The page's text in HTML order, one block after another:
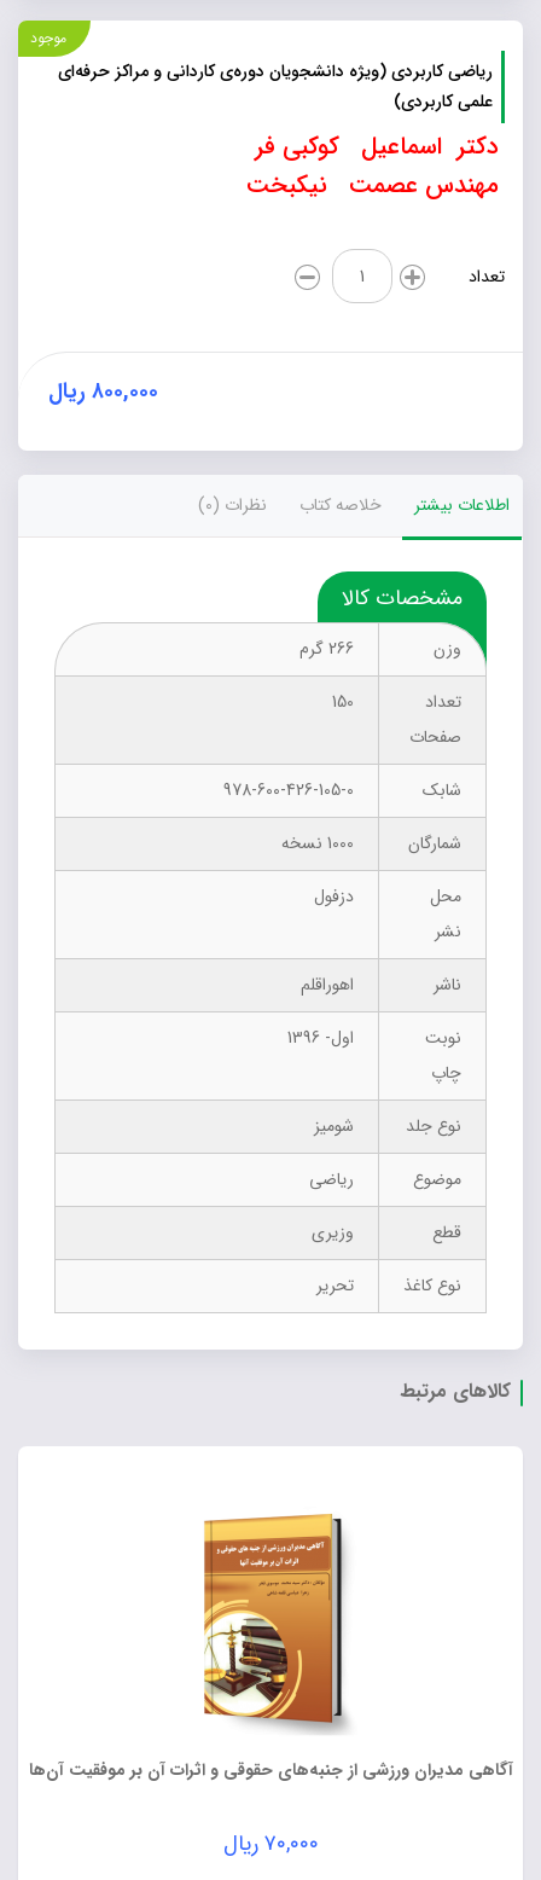
موجود
ریاضی کاربردی (ویژه دانشجویان دوره‌ی کاردانی و مراکز حرفه‌ای
علمی کاربردی)
دکتر اسماعیل کوکبی فر
مهندس عصمت نیکبخت
تعداد
ریاضی
کاربردی
(ویژه
دوره‌ی
کاربردی)
عدد
۸۰۰,۰۰۰ ریال
اطلاعات بیشتر خلاصه کتاب نظرات (0)
مشخصات کالا
وزن
266 گرم
تعداد
صفحات
150
شابک
978-600-426-105-0
شمارگان
1000 نسخه
محل
نشر
دزفول
ناشر
اهوراقلم
نوبت
چاپ
اول- 1396
نوع جلد
شومیز
موضوع
ریاضی
قطع
وزیری
نوع کاغذ
تحریر
کالاهای مرتبط
آگاهی مدیران ورزشی از جنبه‌های حقوقی و اثرات آن بر موفقیت آن‌ها
۷۰,۰۰۰ریال